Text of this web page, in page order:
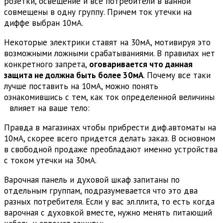
совмещены в одну группу. Причем ток утечки на
диффе выбран 10мА.
Некоторые электрики ставят на 30мА, мотивируя это
возможными ложными срабатываниями. В правилах нет
конкретного запрета, оговаривается что данная
защита не должна быть более 30мА. Почему все таки
лучше поставить на 10мА, можно понять
ознакомившись с тем, как ток определенной величины
влияет на ваше тело:
Правда в магазинах чтобы прибрести диф.автоматы на
10мА, скорее всего придется делать заказ. В основном
в свободной продаже преобладают именно устройства
с током утечки на 30мА.
Варочная панель и духовой шкаф запитаны по
отдельным группам, подразумевается что это два
разных потребителя. Если у вас эл.плита, то есть когда
варочная с духовкой вместе, нужно менять питающий